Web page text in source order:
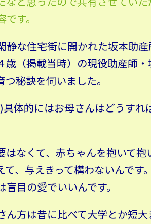
す。
な住宅街に開かれた坂本助
歳（掲載当時）の現役助産師
秘訣を伺いました。
)具体的にはお母さんはどうすれ
はなくて、赤ちゃんを抱いて
て、与えきって構わないんで
目の愛でいいんです。
ん方は昔に比べて大学とか短